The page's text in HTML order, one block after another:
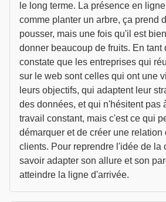
le long terme. La présence en
comme planter un arbre, ça prend
pousser, mais une fois qu'il est
donner beaucoup de fruits. En tant
constate que les entreprises qui
sur le web sont celles qui ont une
leurs objectifs, qui adaptent leur
des données, et qui n'hésitent pas
travail constant, mais c'est ce qui
démarquer et de créer une
clients. Pour reprendre l'idée de la
savoir adapter son allure et son
atteindre la ligne d'arrivée.